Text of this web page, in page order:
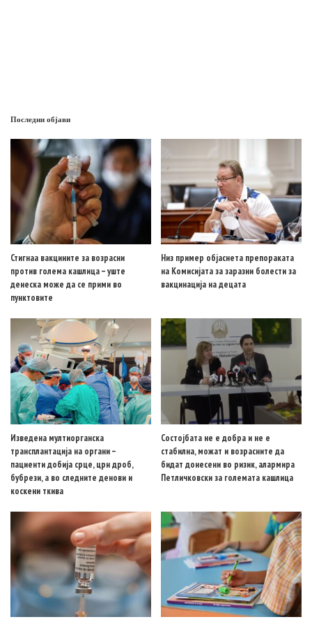
Последни објави
Стигнаа вакцините за возрасни
против голема кашлица – уште
денеска може да се прими во
пунктовите
Низ пример објаснета препораката
на Комисијата за заразни болести за
вакцинација на децата
Изведена мултиорганска
трансплантација на органи –
пациенти добија срце, црн дроб,
бубрези, а во следните денови и
коскени ткива
Состојбата не е добра и не е
стабилна, можат и возрасните да
бидат донесени во ризик, алармира
Петличковски за големата кашлица